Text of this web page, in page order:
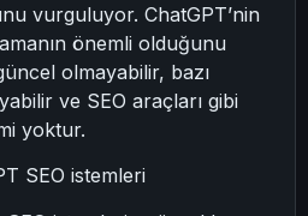
vurguluyor. ChatGPT’nin
önemli olduğunu
olmayabilir, bazı
ve SEO araçları gibi
yoktur.
SEO istemleri